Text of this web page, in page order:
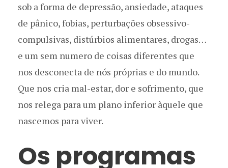
sob a forma de depressão, ansiedade, ataques
de pânico, fobias, perturbações obsessivo-
compulsivas, distúrbios alimentares, drogas…
e um sem numero de coisas diferentes que
nos desconecta de nós próprias e do mundo.
Que nos cria mal-estar, dor e sofrimento, que
nos relega para um plano inferior àquele que
nascemos para viver.
Os programas